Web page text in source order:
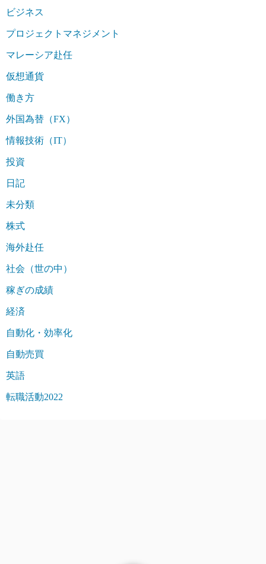
ビジネス
プロジェクトマネジメント
マレーシア赴任
仮想通貨
働き方
外国為替（FX）
情報技術（IT）
投資
日記
未分類
株式
海外赴任
社会（世の中）
稼ぎの成績
経済
自動化・効率化
自動売買
英語
転職活動2022